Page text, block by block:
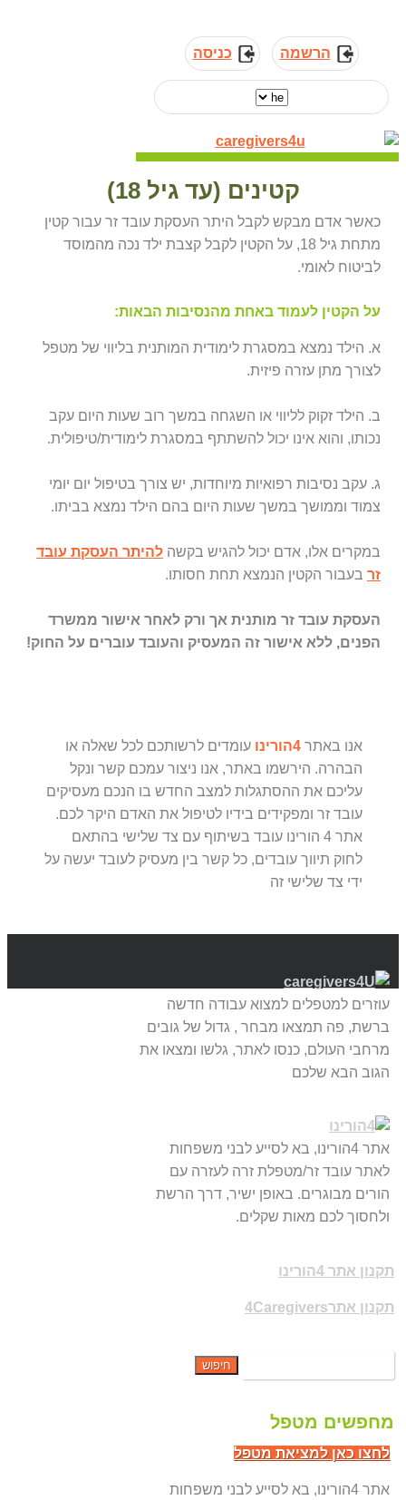
הרשמה כניסה
קטינים (עד גיל 18)
כאשר אדם מבקש לקבל היתר העסקת עובד זר עבור קטין
מתחת גיל 18, על הקטין לקבל קצבת ילד נכה מהמוסד
לביטוח לאומי.
על הקטין לעמוד באחת מהנסיבות הבאות:
א. הילד נמצא במסגרת לימודית המותנית בליווי של מטפל
לצורך מתן עזרה פיזית.
ב. הילד זקוק לליווי או השגחה במשך רוב שעות היום עקב
נכותו, והוא אינו יכול להשתתף במסגרת לימודית/טיפולית.
ג. עקב נסיבות רפואיות מיוחדות, יש צורך בטיפול יום יומי
צמוד וממושך במשך שעות היום בהם הילד נמצא בביתו.
במקרים אלו, אדם יכול להגיש בקשה להיתר העסקת עובד
זר בעבור הקטין הנמצא תחת חסותו.
העסקת עובד זר מותנית אך ורק לאחר אישור ממשרד
הפנים, ללא אישור זה המעסיק והעובד עוברים על החוק!
אנו באתר 4הורינו
עומדים לרשותכם לכל שאלה או
הבהרה. הירשמו באתר, אנו ניצור עמכם קשר ונקל
עליכם את ההסתגלות למצב החדש בו הנכם מעסיקים
עובד זר ומפקידים בידיו לטיפול את האדם היקר לכם.
אתר 4 הורינו עובד בשיתוף עם צד שלישי בהתאם
לחוק תיווך עובדים, כל קשר בין מעסיק לעובד יעשה על
ידי צד שלישי זה
עוזרים למטפלים למצוא עבודה חדשה
ברשת, פה תמצאו מבחר , גדול של גובים
מרחבי העולם, כנסו לאתר, גלשו ומצאו את
הגוב הבא שלכם
אתר 4הורינו, בא לסייע לבני משפחות
לאתר עובד זר/מטפלת זרה לעזרה עם
הורים מבוגרים. באופן ישיר, דרך הרשת
ולחסוך לכם מאות שקלים.
תקנון אתר 4הורינו
תקנון אתר4Caregivers
מחפשים מטפל
לחצו כאן למציאת מטפל
אתר 4הורינו, בא לסייע לבני משפחות